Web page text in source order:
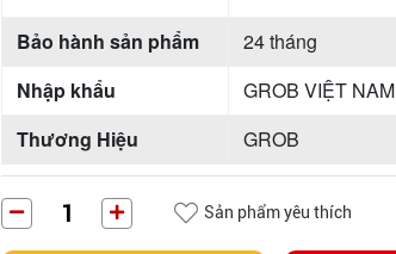
Bảo hành sản phẩm
24 tháng
Nhập khẩu
GROB VIỆT NAM
Thương Hiệu
GROB
Sản phẩm yêu thích